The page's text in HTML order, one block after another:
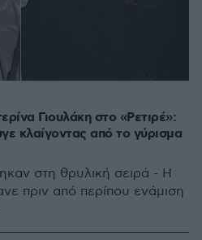
Γιουλάκη στο «Ρετιρέ»:
κλαίγοντας από το γύρισμα
στη θρυλική σειρά - Η
πριν από περίπου ενάμιση